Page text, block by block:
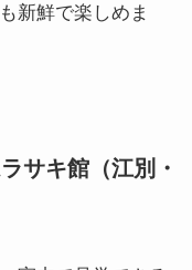
新鮮で楽しめま
サキ館（江別・